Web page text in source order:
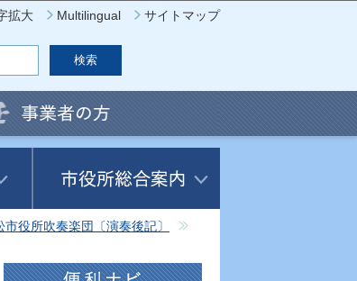
拡大 Multilingual サイトマップ
市役所吹奏楽団〔演奏後記〕